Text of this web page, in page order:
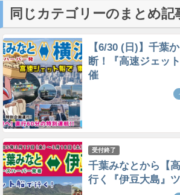
同じカテゴリーのまとめ記
【6/30 (日)】千葉
断！『高速ジェッ
催
受付終了
千葉みなとから【
行く『伊豆大島』ツ